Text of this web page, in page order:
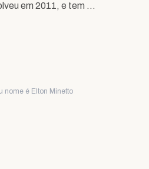
em 2011, e tem …
nome é Elton Minetto